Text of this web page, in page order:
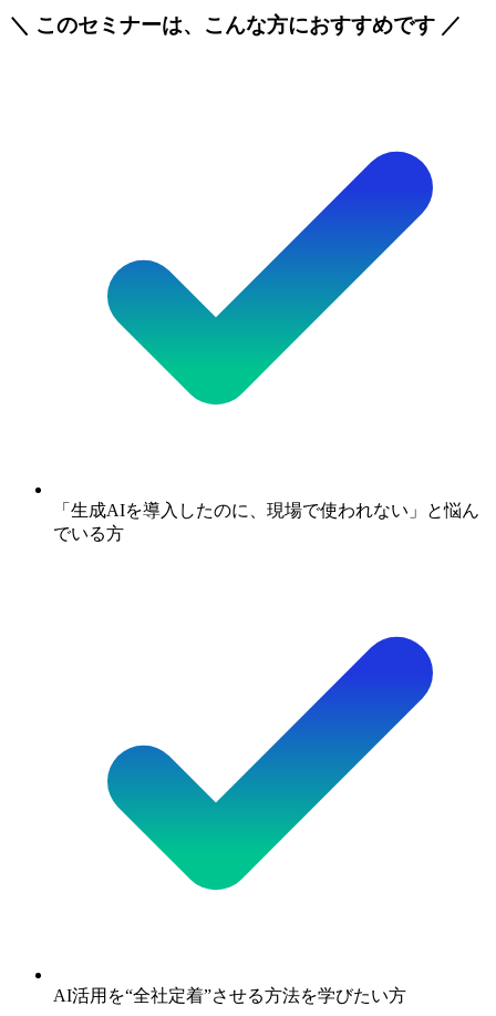
＼ このセミナーは、こんな方におすすめです ／
「生成AIを導入したのに、現場で使われない」と悩ん
でいる方
AI活用を“全社定着”させる方法を学びたい方